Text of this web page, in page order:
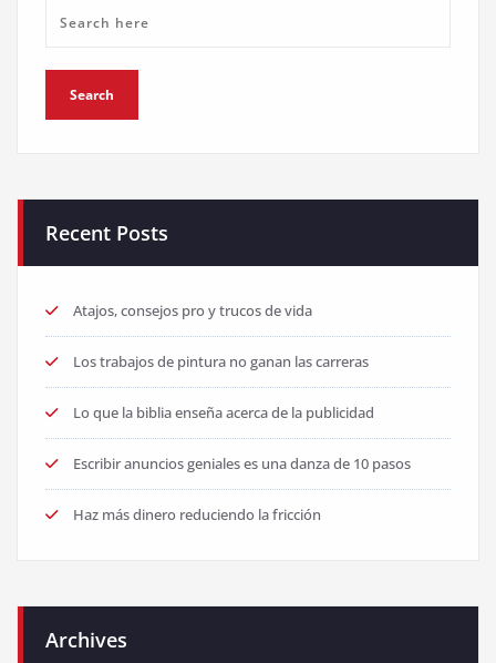
Recent Posts
Atajos, consejos pro y trucos de vida
Los trabajos de pintura no ganan las carreras
Lo que la biblia enseña acerca de la publicidad
Escribir anuncios geniales es una danza de 10 pasos
Haz más dinero reduciendo la fricción
Archives